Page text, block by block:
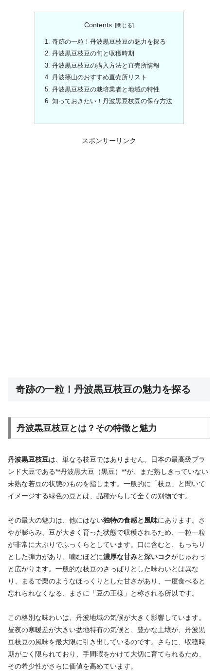
Contents
奇跡の一粒！丹波黒豆枝豆の魅力を探る
丹波黒豆枝豆の旬と収穫時期
丹波黒豆枝豆の購入方法と直売所情報
丹波篠山のおすすめ直売所リスト
丹波黒豆枝豆の栽培業者と地域の特性
知っておきたい！丹波黒豆枝豆の保存方法
スポンサーリンク
奇跡の一粒！丹波黒豆枝豆の魅力を探る
丹波黒豆枝豆とは？その特徴と魅力
丹波黒豆枝豆は、単なる枝豆ではありません。日本の最高級ブラ
ンド大豆である**丹波黒大豆（黒豆）**が、まだ熟しきっていない
未熟な若豆の状態のものを指します。一般的に「枝豆」と聞いて
イメージする緑色の豆とは、品種からして全くの別物です。
その最大の魅力は、他にはない独特の食感と風味にあります。さ
やが膨らみ、豆が大きく育った状態で収穫されるため、一粒一粒
が非常に大ぶりでふっくらとしています。口に含むと、もっちり
とした弾力があり、噛むほどに濃厚な甘みと深いコクがじゅわっ
と広がります。一般的な枝豆のさっぱりとした味わいとは異な
り、まるで栗のようなほっくりとした甘さがあり、一度食べると
忘れられなくなる、まさに「豆の王様」と称される所以です。
この格別な味わいは、丹波地域の気候が大きく影響しています。
昼夜の寒暖差が大きい盆地特有の気候と、豊かな土壌が、丹波黒
豆枝豆の風味を最大限に引き出しているのです。さらに、収穫時
期がごく限られており、手間暇をかけて大切に育てられるため、
その希少性がさらに価値を高めています。